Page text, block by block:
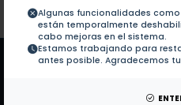
Algunas funcionalidades
están temporalmente
cabo mejoras en el sistema.
Estamos trabajando para
antes posible. Agradecemos
Colaboraciones en Tesis:
No hay
Patentes:
No hay